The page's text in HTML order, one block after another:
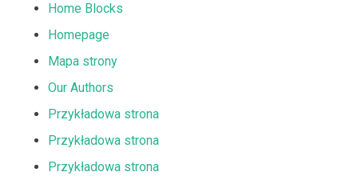
Home Blocks
Homepage
Mapa strony
Our Authors
Przykładowa strona
Przykładowa strona
Przykładowa strona